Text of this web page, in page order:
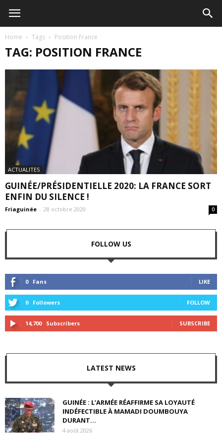
Home Tags Position France
TAG: POSITION FRANCE
ACTUALITES
GUINÉE/PRÉSIDENTIELLE 2020: LA FRANCE SORT
ENFIN DU SILENCE !
Friaguinée - 28 octobre 2020 0
FOLLOW US
0 Fans LIKE
0 Followers FOLLOW
14,700 Subscribers SUBSCRIBE
LATEST NEWS
GUINÉE : L’ARMÉE RÉAFFIRME SA LOYAUTÉ
INDÉFECTIBLE À MAMADI DOUMBOUYA
DURANT...
4 août 2026